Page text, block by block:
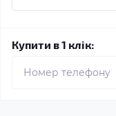
Купити в 1 клік: